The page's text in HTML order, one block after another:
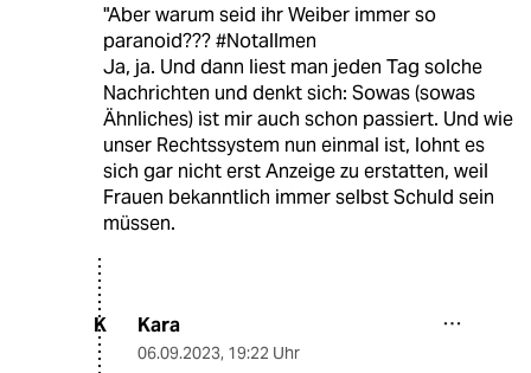
"Aber warum seid ihr Weiber immer so
paranoid??? #Notallmen
Ja, ja. Und dann liest man jeden Tag solche
Nachrichten und denkt sich: Sowas (sowas
Ähnliches) ist mir auch schon passiert. Und wie
unser Rechtssystem nun einmal ist, lohnt es
sich gar nicht erst Anzeige zu erstatten, weil
Frauen bekanntlich immer selbst Schuld sein
müssen.
K Kara
06.09.2023, 19:22 Uhr